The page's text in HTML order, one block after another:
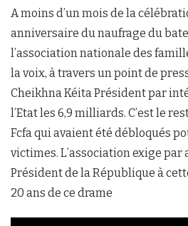
A moins d’un mois de la
anniversaire du naufrage du
l’association nationale des
la voix, à travers un point de
Cheikhna Kéita Président par
l’Etat les 6,9 milliards. C’est le
Fcfa qui avaient été débloqués
victimes. L’association exige
Président de la République à
20 ans de ce drame